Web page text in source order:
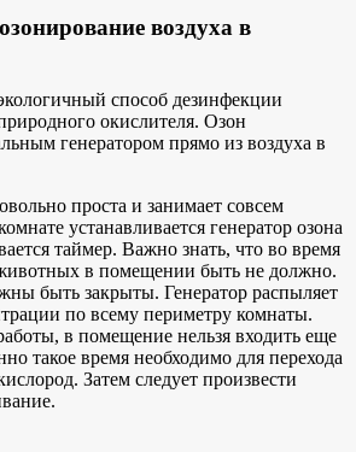
воздуха в
способ дезинфекции
окислителя. Озон
генератором прямо из воздуха в
проста и занимает совсем
устанавливается генератор озона
таймер. Важно знать, что во время
в помещении быть не должно.
быть закрыты. Генератор распыляет
по всему периметру комнаты.
в помещение нельзя входить еще
такое время необходимо для перехода
Затем следует произвести